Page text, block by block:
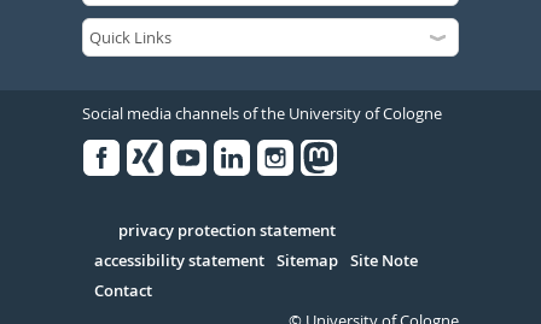
Social media channels of the University of Cologne
Serivce
privacy protection statement
accessibility statement Sitemap Site Note
Contact